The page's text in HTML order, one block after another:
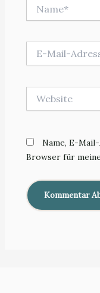
Mail-
Name, E-
Browser für